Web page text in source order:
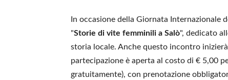
In occasione della Giornata Internazionale
"Storie di vite femminili a Salò", dedicato
storia locale. Anche questo incontro
partecipazione è aperta al costo di € 5,00
gratuitamente), con prenotazione